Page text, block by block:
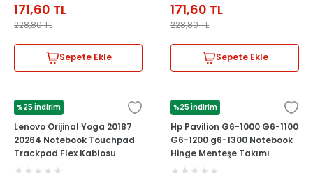
171,60 TL
228,80TL
Sepete Ekle
171,60 TL
228,80TL
Sepete Ekle
%25 İndirim
LENOVO
Lenovo Orijinal Yoga 20187
20264 Notebook Touchpad
Trackpad Flex Kablosu
%25 İndirim
HP
Hp Pavilion G6-1000 G6-1100
G6-1200 g6-1300 Notebook
Hinge Menteşe Takımı